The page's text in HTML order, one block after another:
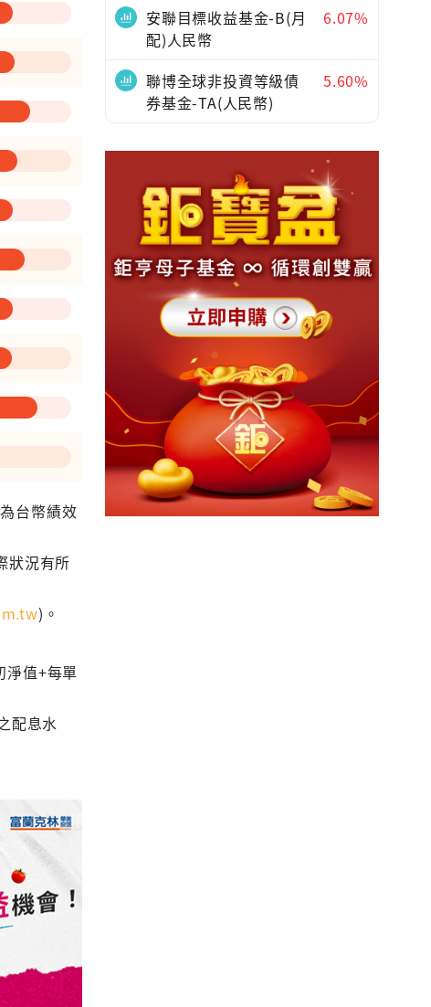
—
台幣績效
狀況有所
)。
淨值+每單
配息水
安聯目標收益基金-B(月
配)人民幣
6.07%
聯博全球非投資等級債
券基金-TA(人民幣)
5.60%